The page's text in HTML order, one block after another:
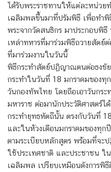
ได้รับพระราชทานให้แต่ละหน่วย
เฉลิมพลขึ้นมาที่ปรัมพิธี เพื่อทำ
พระจากวัดสนธิกร มาประกอบพิ
เหล่าทหารที่มาร่วมพิธีถวายสัตย์
ที่มาร่วมงานในวันนี้
พิธีกระทำสัตย์ปฏิญาณตนต่อธงขั
กระทำในวันที่ 18 มกราคมของทุ
วันกองทัพไทย โดยถือเอาวันกระ
มหาราช ต่อมานักประวัติศาสตร์ไ
กระทำยุทธหัตถีนั้น ตรงกับวันที่
และในห้วงเดือนมกราคมของทุก
ตามระเบียบหลักสูตร พร้อมที่จะ
ใช้ประเทศชาติ และประชาชน
เฉลิมพล เปรียบเหมือนดังการพิ